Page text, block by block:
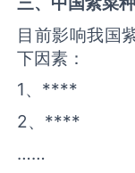
目前影响我国
下因素：
1、****
2、****
……